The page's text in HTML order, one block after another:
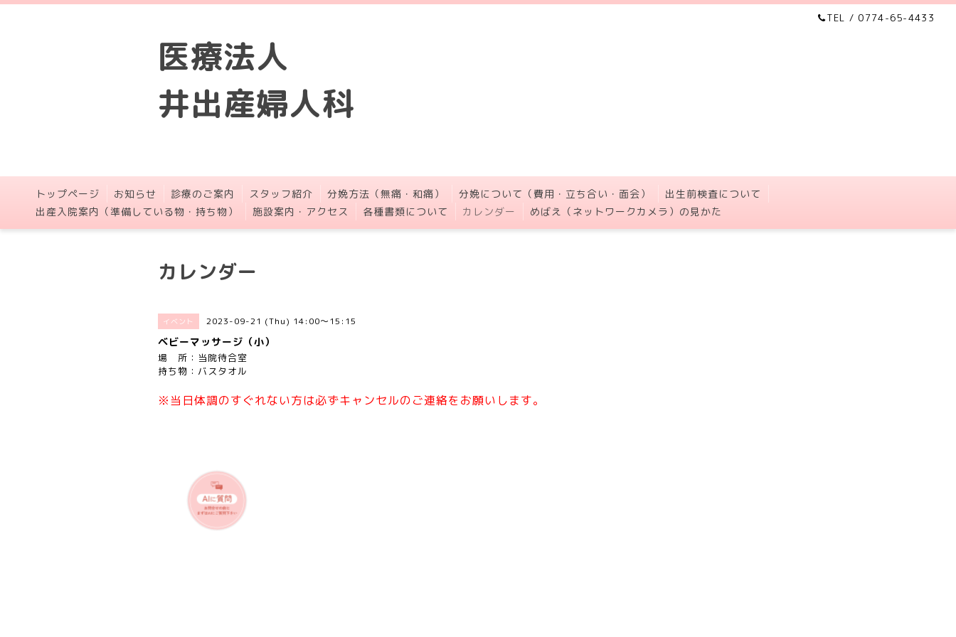
TEL / 0774-65-4433
医療法人
井出産婦人科
トップページ お知らせ 診療のご案内 スタッフ紹介 分娩方法（無痛・和痛） 分娩について（費用・立ち合い・面会）
出生前検査について
出産入院案内（準備している物・持ち物）
施設案内・アクセス 各種書類について カレンダー めばえ（ネットワークカメラ）の見かた
カレンダー
イベント 2023-09-21 (Thu) 14:00～15:15
ベビーマッサージ（小）
場 所：当院待合室
持ち物：バスタオル
※当日体調のすぐれない方は必ずキャンセルのご連絡をお願いします。